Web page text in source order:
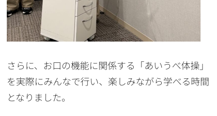
さらに、お口の機能に関係する「あいうべ体操」
を実際にみんなで行い、楽しみながら学べる時間
となりました。